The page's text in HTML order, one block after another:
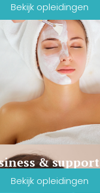
Bekijk opleidingen
& support
Bekijk opleidingen